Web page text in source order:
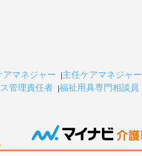
アマネジャー 主任ケアマネジャー
管理責任者
福祉用具専門相談員